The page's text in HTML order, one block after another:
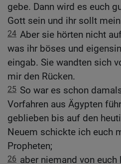
gebe. Dann wird es euch
Gott sein und ihr sollt
24 Aber sie hörten nicht
was ihr böses und
eingab. Sie wandten sich
mir den Rücken.
25 So war es schon
Vorfahren aus Ägypten
geblieben bis auf den
Neuem schickte ich euch
Propheten;
26 aber niemand von